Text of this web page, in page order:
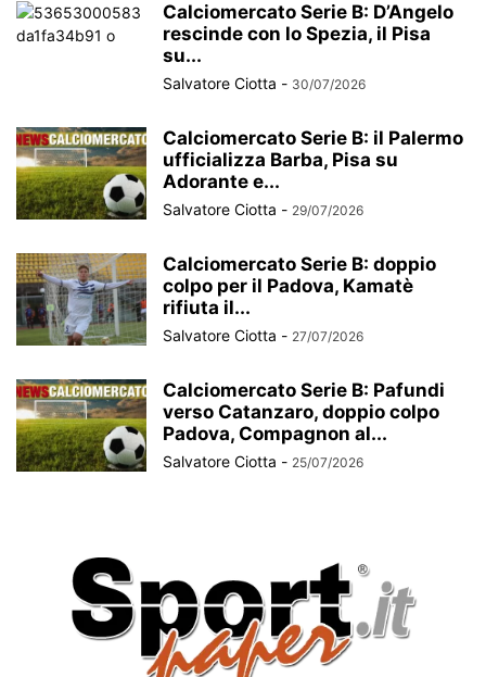
Calciomercato Serie B: D’Angelo
rescinde con lo Spezia, il Pisa
su...
Salvatore Ciotta - 30/07/2026
Calciomercato Serie B: il Palermo
ufficializza Barba, Pisa su
Adorante e...
Salvatore Ciotta - 29/07/2026
Calciomercato Serie B: doppio
colpo per il Padova, Kamatè
rifiuta il...
Salvatore Ciotta - 27/07/2026
Calciomercato Serie B: Pafundi
verso Catanzaro, doppio colpo
Padova, Compagnon al...
Salvatore Ciotta - 25/07/2026